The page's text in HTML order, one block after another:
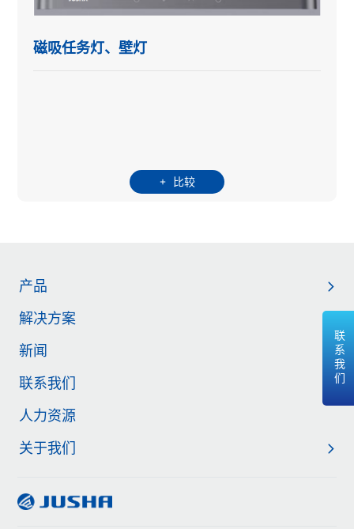
磁吸任务灯、壁灯
比较
联系我们
产品
解决方案
新闻
联系我们
人力资源
关于我们